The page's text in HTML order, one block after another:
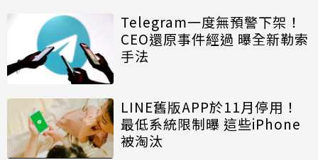
Telegram一度無預警下架！
CEO還原事件經過 曝全新勒索
手法
LINE舊版APP於11月停用！
最低系統限制曝 這些iPhone
被淘汰